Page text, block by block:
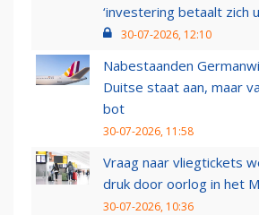
‘investering betaalt zich
30-07-2026, 12:10
Nabestaanden
Duitse staat aan, maar
bot
30-07-2026, 11:58
Vraag naar vliegtickets
druk door oorlog in het
30-07-2026, 10:36